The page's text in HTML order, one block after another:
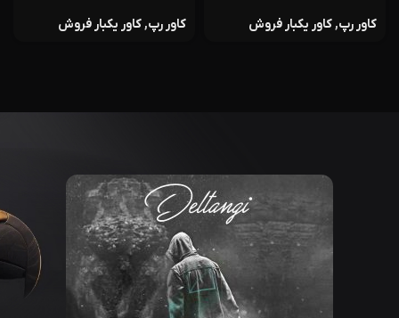
کاور رپ, کاور یکبار فروش